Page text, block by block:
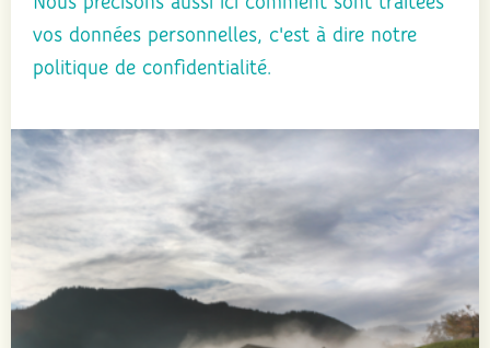
vos données personnelles, c'est à dire notre
politique de confidentialité.